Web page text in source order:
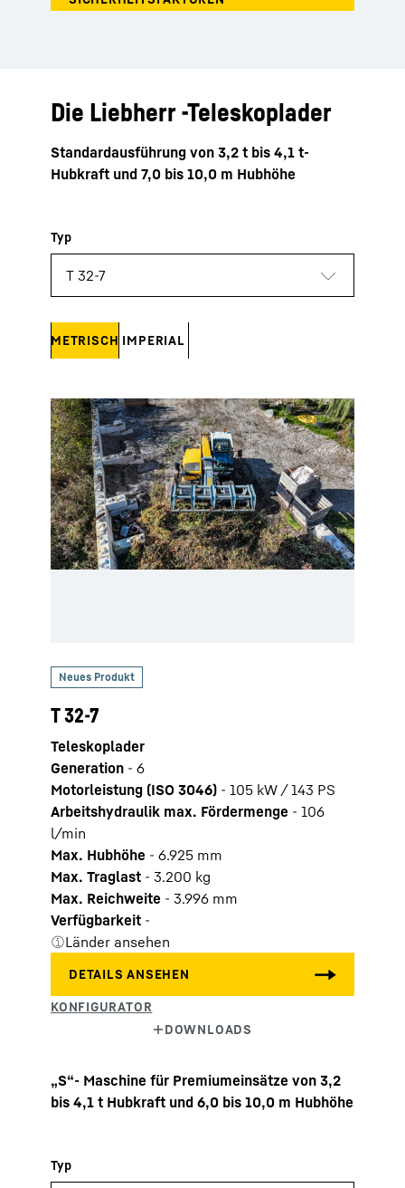
Die Liebherr -Teleskoplader
Standardausführung von 3,2 t bis 4,1 t-
Hubkraft und 7,0 bis 10,0 m Hubhöhe
METRISCH IMPERIAL
T 32-7
Teleskoplader
Generation - 6
Motorleistung (ISO 3046) - 105 kW / 143 PS
Arbeitshydraulik max. Fördermenge - 106
l/min
Max. Hubhöhe - 6.925 mm
Max. Traglast - 3.200 kg
Max. Reichweite - 3.996 mm
Verfügbarkeit -
Länder ansehen
„S“- Maschine für Premiumeinsätze von 3,2
bis 4,1 t Hubkraft und 6,0 bis 10,0 m Hubhöhe